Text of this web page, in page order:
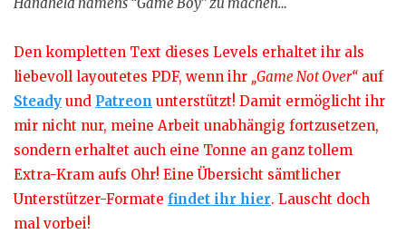
Handheld namens “Game Boy” zu machen…
Den kompletten Text dieses Levels erhaltet ihr als
liebevoll layoutetes PDF, wenn ihr „Game Not Over“ auf
Steady und Patreon unterstützt! Damit ermöglicht ihr
mir nicht nur, meine Arbeit unabhängig fortzusetzen,
sondern erhaltet auch eine Tonne an ganz tollem
Extra-Kram aufs Ohr! Eine Übersicht sämtlicher
Unterstützer-Formate findet ihr hier. Lauscht doch
mal vorbei!